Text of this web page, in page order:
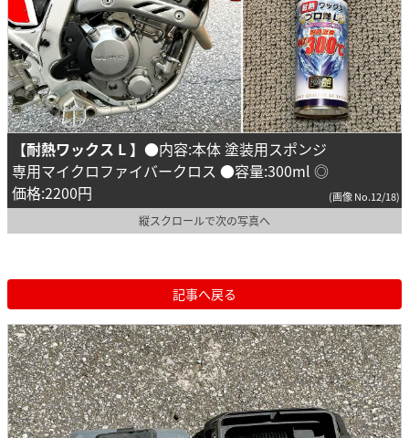
【耐熱ワックス L 】 ●内容:本体 塗装用スポンジ
専用マイクロファイバークロス ●容量:300ml ◎
価格:2200円
(画像 No.12/18)
縦スクロールで次の写真へ
記事へ戻る